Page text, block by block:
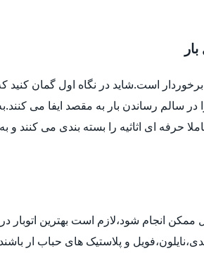
است.شاید در نگاه اول گمان کنید
سالم رساندن بار به مقصد ایفا می
حرفه ای اثاثیه را بسته بندی می کنند
ممکن انجام شود،لازم است بهترین
و پلاستیک های حباب ار